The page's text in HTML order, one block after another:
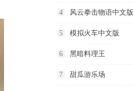
4 风云拳击物语中文版
5 模拟火车中文版
6 黑暗料理王
7 甜瓜游乐场